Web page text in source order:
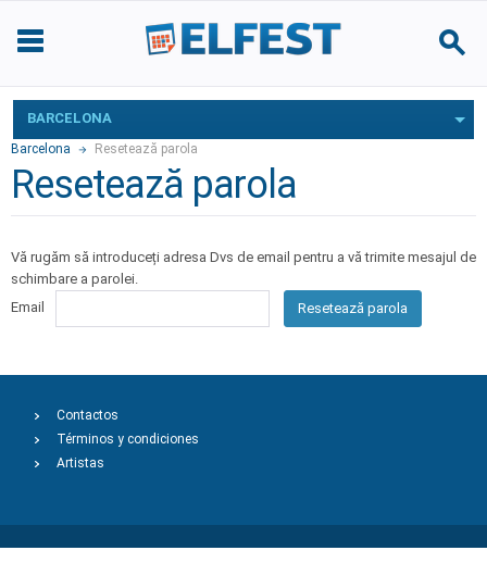
BARCELONA
Barcelona Resetează parola
Resetează parola
Vă rugăm să introduceți adresa Dvs de email pentru a vă trimite mesajul de
schimbare a parolei.
Email
Resetează parola
Contactos
Términos y condiciones
Artistas